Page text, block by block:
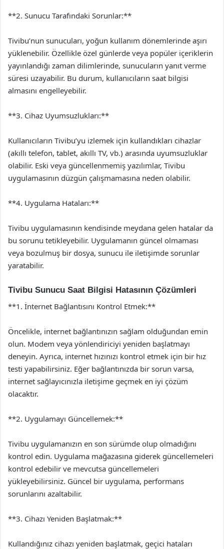
**2. Sunucu Tarafındaki Sorunlar:**
Tivibu’nun sunucuları, yoğun kullanım dönemlerinde aşırı
yüklenebilir. Özellikle özel günlerde veya popüler içeriklerin
yayınlandığı zaman dilimlerinde, sunucuların yanıt verme
süresi uzayabilir. Bu durum, kullanıcıların saat bilgisi
almasını engelleyebilir.
**3. Cihaz Uyumsuzlukları:**
Kullanıcıların Tivibu’yu izlemek için kullandıkları cihazlar
(akıllı telefon, tablet, akıllı TV, vb.) arasında uyumsuzluklar
olabilir. Eski veya güncellenmemiş yazılımlar, Tivibu
uygulamasının düzgün çalışmamasına neden olabilir.
**4. Uygulama Hataları:**
Tivibu uygulamasının kendisinde meydana gelen hatalar da
bu sorunu tetikleyebilir. Uygulamanın güncel olmaması
veya bozulmuş bir dosya, sunucu ile iletişimde sorunlar
yaratabilir.
Tivibu Sunucu Saat Bilgisi Hatasının Çözümleri
**1. İnternet Bağlantısını Kontrol Etmek:**
Öncelikle, internet bağlantınızın sağlam olduğundan emin
olun. Modem veya yönlendiriciyi yeniden başlatmayı
deneyin. Ayrıca, internet hızınızı kontrol etmek için bir hız
testi yapabilirsiniz. Eğer bağlantınızda bir sorun varsa,
internet sağlayıcınızla iletişime geçmek en iyi çözüm
olacaktır.
**2. Uygulamayı Güncellemek:**
Tivibu uygulamanızın en son sürümde olup olmadığını
kontrol edin. Uygulama mağazasına giderek güncellemeleri
kontrol edebilir ve mevcutsa güncellemeleri
yükleyebilirsiniz. Güncel bir uygulama, performans
sorunlarını azaltabilir.
**3. Cihazı Yeniden Başlatmak:**
Kullandığınız cihazı yeniden başlatmak, geçici hataları